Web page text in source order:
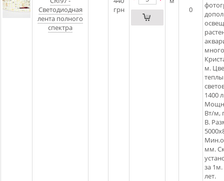
Светодиодная
лента полного
спектра
грн
0
м.
1400
Вт/м,
В.
мм.
за
лет.